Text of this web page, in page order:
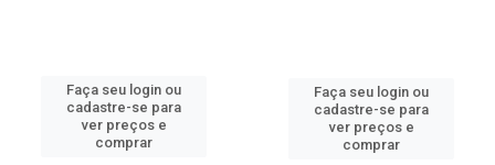
Faça seu login ou
cadastre-se para
ver preços e
comprar
Faça seu login ou
cadastre-se para
ver preços e
comprar